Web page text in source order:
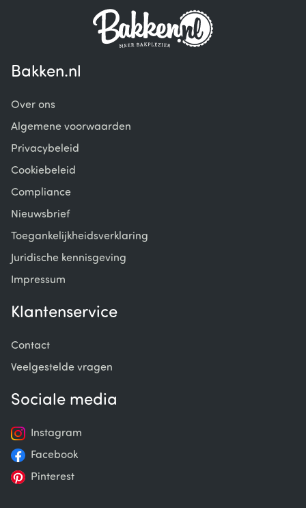
Bakken.nl
Over ons
Algemene voorwaarden
Privacybeleid
Cookiebeleid
Compliance
Nieuwsbrief
Toegankelijkheidsverklaring
Juridische kennisgeving
Impressum
Klantenservice
Contact
Veelgestelde vragen
Sociale media
Instagram
Facebook
Pinterest